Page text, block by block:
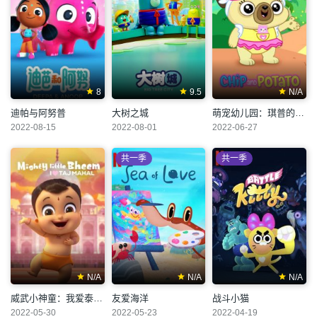
8
迪帕与阿努普
2022-08-15
9.5
大树之城
2022-08-01
N/A
萌宠幼儿园：琪普的假期
2022-06-27
N/A
2022-05-30
N/A
共一季
友爱海洋
2022-05-23
N/A
共一季
战斗小猫
2022-04-19